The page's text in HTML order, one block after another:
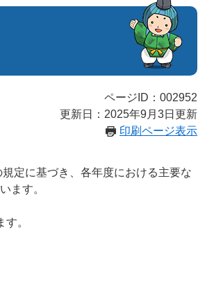
ページID：002952
更新日：2025年9月3日更新
印刷ページ表示
定に基づき、各年度における主要な
ます。
。